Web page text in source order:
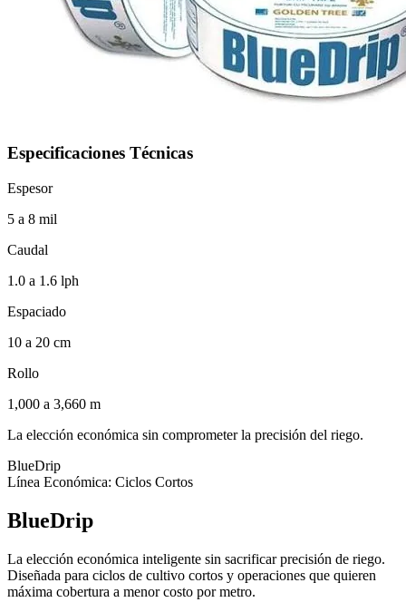
Especificaciones Técnicas
Espesor
5 a 8 mil
Caudal
1.0 a 1.6 lph
Espaciado
10 a 20 cm
Rollo
1,000 a 3,660 m
La elección económica sin comprometer la precisión del riego.
BlueDrip
Línea Económica: Ciclos Cortos
BlueDrip
La elección económica inteligente sin sacrificar precisión de riego.
Diseñada para ciclos de cultivo cortos y operaciones que quieren
máxima cobertura a menor costo por metro.